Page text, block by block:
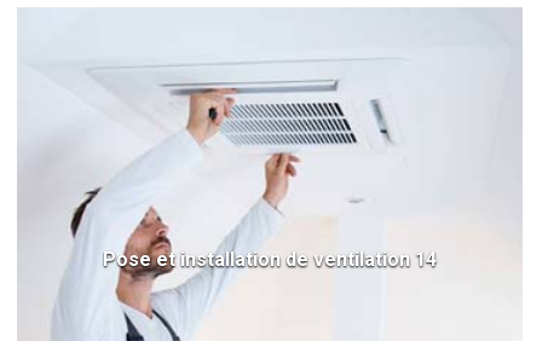
Pose et installation de ventilation 14